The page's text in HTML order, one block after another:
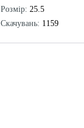
Розмір: 25.5
Скачувань: 1159